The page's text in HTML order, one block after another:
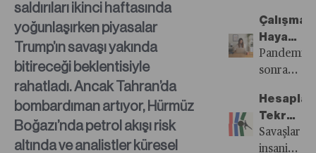
saldırıları ikinci haftasında
yoğunlaşırken piyasalar
Trump’ın savaşı yakında
bitireceği beklentisiyle
rahatladı. Ancak Tahran’da
bombardıman artıyor, Hürmüz
Boğazı’nda petrol akışı risk
altında ve analistler küresel
Verdi
Türkiye
Merkez
Bankası
geçen
yıl
Temmuz
ayında
Çalışma
Esneklik
Sesleri
Pandemi
sonrası
uygulama
alanları
genişleyen
Hesaplar
Tekrar
Şaştı
Savaşlar
insani